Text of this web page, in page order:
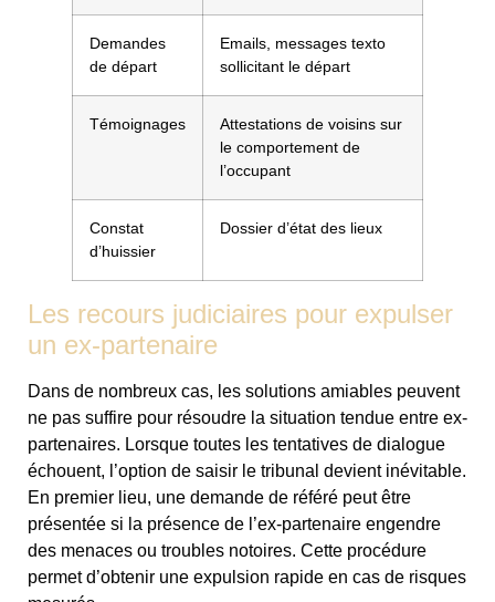
Demandes
de départ
Emails, messages texto
sollicitant le départ
Témoignages
Attestations de voisins sur
le comportement de
l’occupant
Constat
d’huissier
Dossier d’état des lieux
Les recours judiciaires pour expulser
un ex-partenaire
Dans de nombreux cas, les solutions amiables peuvent
ne pas suffire pour résoudre la situation tendue entre ex-
partenaires. Lorsque toutes les tentatives de dialogue
échouent, l’option de saisir le tribunal devient inévitable.
En premier lieu, une demande de référé peut être
présentée si la présence de l’ex-partenaire engendre
des menaces ou troubles notoires. Cette procédure
permet d’obtenir une expulsion rapide en cas de risques